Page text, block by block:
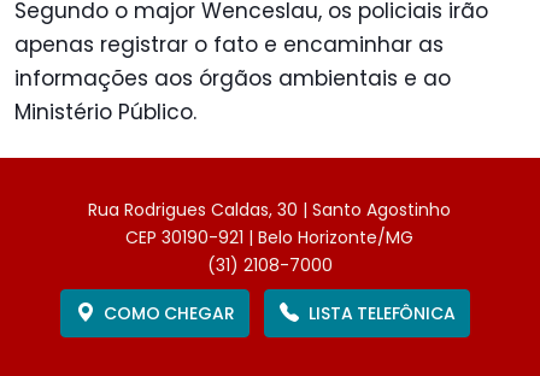
Segundo o major Wenceslau, os policiais irão
apenas registrar o fato e encaminhar as
informações aos órgãos ambientais e ao
Ministério Público.
Rua Rodrigues Caldas, 30 | Santo Agostinho
CEP 30190-921 | Belo Horizonte/MG
(31) 2108-7000
COMO CHEGAR
LISTA TELEFÔNICA